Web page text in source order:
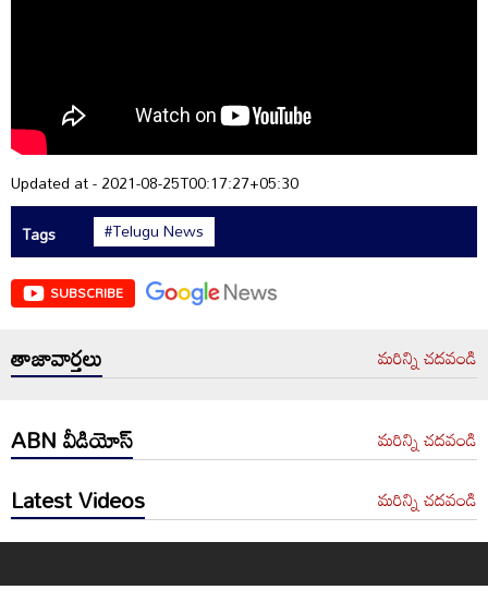
Updated at - 2021-08-25T00:17:27+05:30
Tags
#Telugu News
SUBSCRIBE
తాజావార్తలు మరిన్ని చదవండి
ABN వీడియోస్ మరిన్ని చదవండి
Latest Videos మరిన్ని చదవండి